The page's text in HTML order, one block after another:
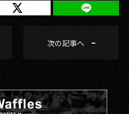
次の記事へ